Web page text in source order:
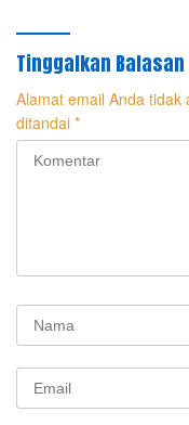
Tinggalkan Balasan
Alamat email Anda tidak
ditandai *